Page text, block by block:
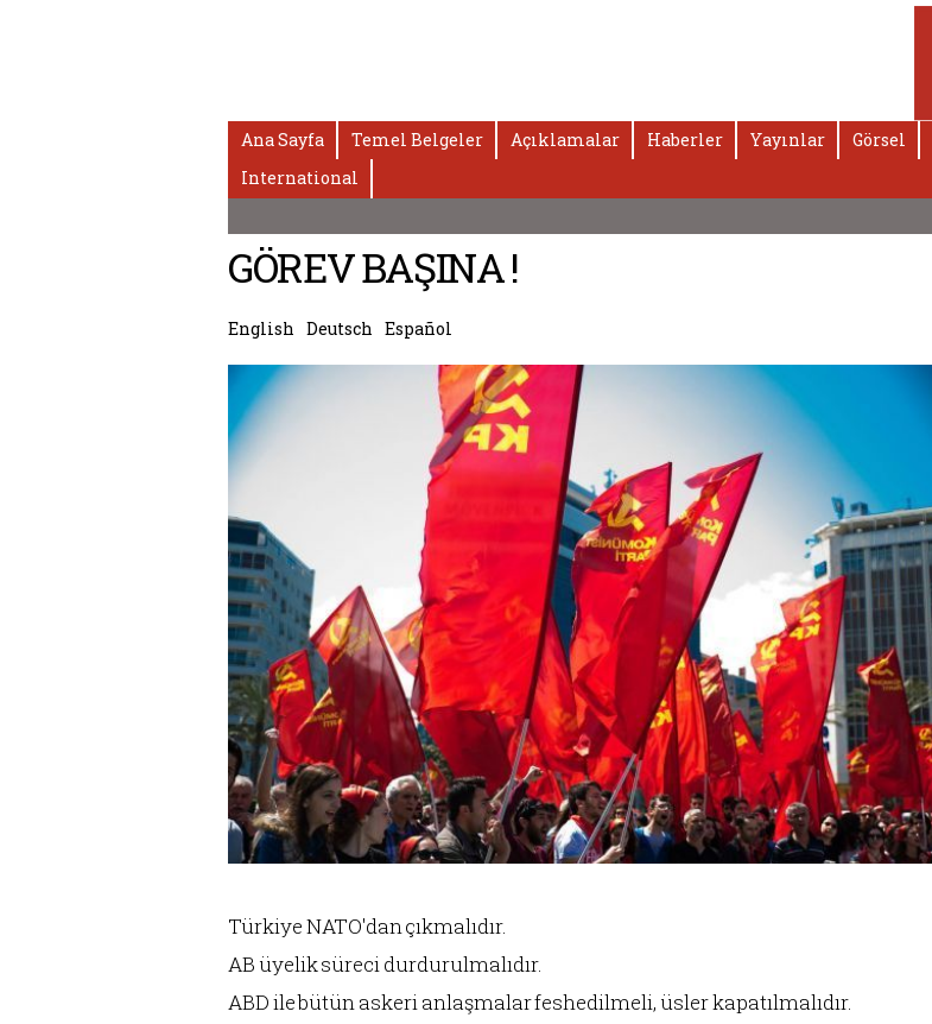
Ana Sayfa Temel Belgeler Açıklamalar Haberler Yayınlar Görsel
International
GÖREV BAŞINA !
English Deutsch Español
Türkiye NATO'dan çıkmalıdır.
AB üyelik süreci durdurulmalıdır.
ABD ile bütün askeri anlaşmalar feshedilmeli, üsler kapatılmalıdır.